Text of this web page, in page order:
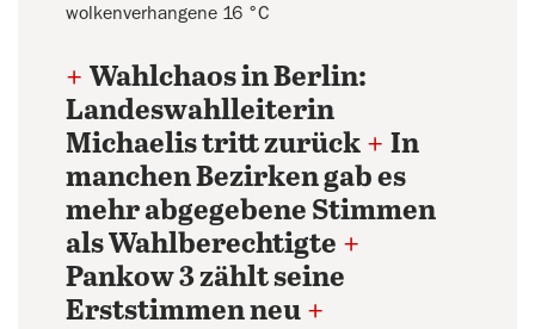
wolkenverhangene 16 °C
+ Wahlchaos in Berlin:
Landeswahlleiterin
Michaelis tritt zurück + In
manchen Bezirken gab es
mehr abgegebene Stimmen
als Wahlberechtigte +
Pankow 3 zählt seine
Erststimmen neu +